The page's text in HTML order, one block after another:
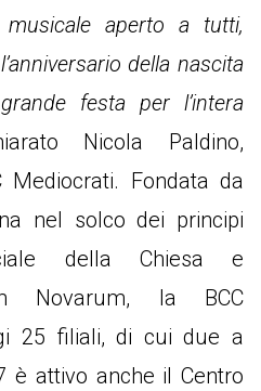
aperto a tutti,
della nascita
festa per l’intera
Nicola Paldino,
Mediocrati. Fondata da
nel solco dei principi
della Chiesa e
Novarum, la BCC
25 filiali, di cui due a
è attivo anche il Centro